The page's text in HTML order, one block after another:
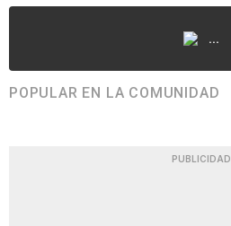
...
POPULAR EN LA COMUNIDAD
PUBLICIDAD